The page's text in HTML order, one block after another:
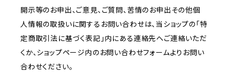
開示等のお申出、ご意見、ご質問、苦情のお申出その他個
人情報の取扱いに関するお問い合わせは、当ショップの「特
定商取引法に基づく表記」内にある連絡先へご連絡いただ
くか、ショップページ内のお問い合わせフォームよりお問い
合わせください。